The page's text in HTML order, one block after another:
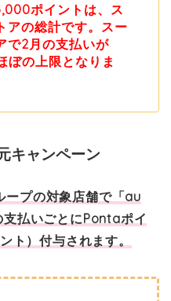
ポイントは、ス
アの総計です。スー
で2月の支払いが
ぼの上限となりま
キャンペーン
ープの対象店舗で「au
支払いごとにPontaポイ
ト）付与されます。